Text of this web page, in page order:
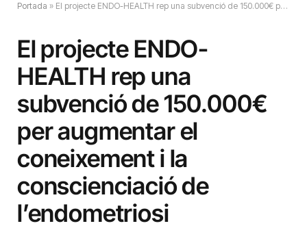
Portada » El projecte ENDO-HEALTH rep una subvenció de 150.000€ per augmentar el coneixement i la conscienciació de l’endometriosi
El projecte ENDO-
HEALTH rep una
subvenció de 150.000€
per augmentar el
coneixement i la
conscienciació de
l’endometriosi